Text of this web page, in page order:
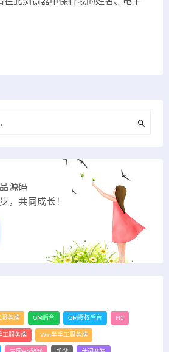
源码
，共同成长！
务端 GM后台 GM授权后台 H5
工服务端 Win半手工服务端